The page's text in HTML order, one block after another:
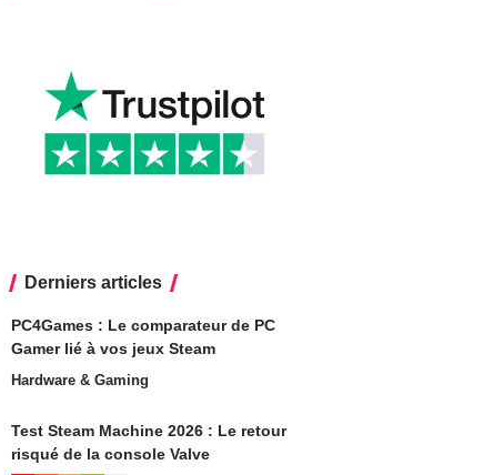
Derniers articles
PC4Games : Le comparateur de PC
Gamer lié à vos jeux Steam
Hardware & Gaming
Test Steam Machine 2026 : Le retour
risqué de la console Valve